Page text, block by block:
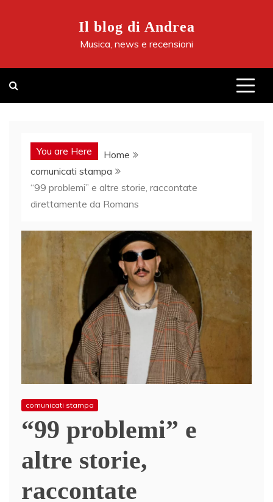
Il blog di Andrea
Musica, news e recensioni
You are Here
Home
comunicati stampa
“99 problemi” e altre storie, raccontate
direttamente da Romans
comunicati stampa
“99 problemi” e
altre storie,
raccontate